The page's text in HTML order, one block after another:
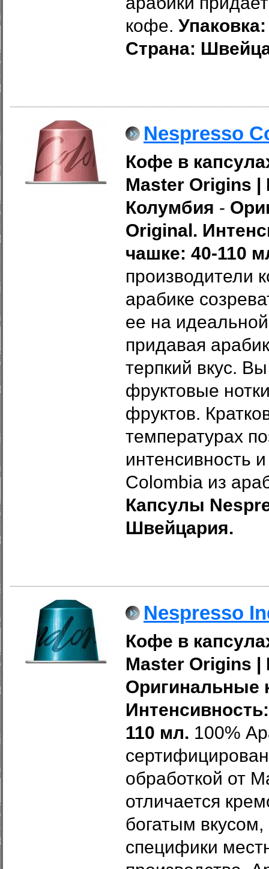
кофе.
Страна:
Nespresso
Кофе в
Master Origins
Колумбия -
Original.
чашке: 40-110
производители
арабике
ее на
придавая
терпкий вкус.
фруктовые
фруктов.
температурах
интенсивность
Colombia из
Капсулы
Швейцария.
Nespresso
Кофе в
Master Origins
Оригинальные
110 мл. 100%
обработкой от
отличается
богатым вкусом,
специфики